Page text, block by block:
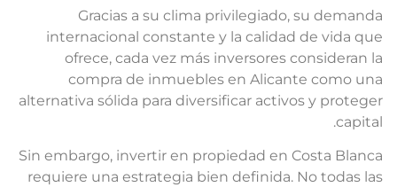
Gracias a su clima privilegiado, su
internacional constante y la calidad de vida
ofrece, cada vez más inversores consideran
compra de inmuebles en Alicante como
alternativa sólida para diversificar activos y
Sin embargo, invertir en propiedad en Costa
requiere una estrategia bien definida. No todas